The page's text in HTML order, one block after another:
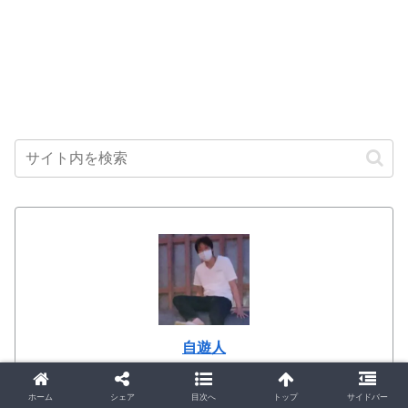
自遊人
自由気ままに時間に追われず生きるのがモットー。南
国の楽園で時間を感じながら生活・・・したいｗ
現在オフラインからオンラインに変革中。
ホーム シェア 目次へ トップ サイドバー